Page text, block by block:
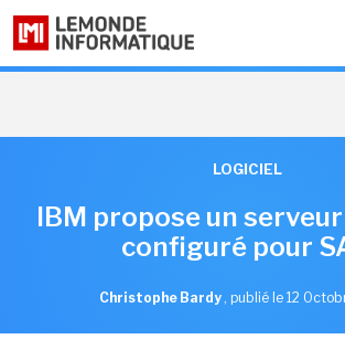
LOGICIEL
IBM propose un
configuré pour
Christophe Bardy , publié le 12